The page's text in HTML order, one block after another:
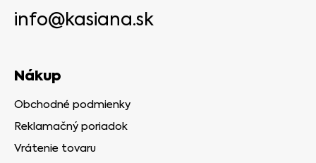
info@kasiana.sk
Nákup
Obchodné podmienky
Reklamačný poriadok
Vrátenie tovaru